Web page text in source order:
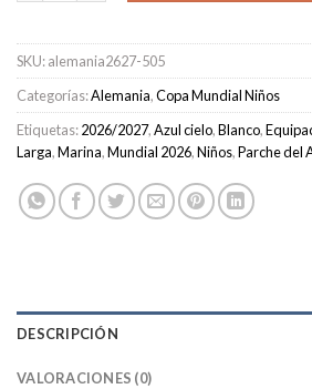
SKU:alemania2627-505
Categorías:Alemania,Copa Mundial Niños
Etiquetas:2026/2027,Azul cielo,Blanco,
Larga,Marina,Mundial 2026,Niños,Parche del
DESCRIPCIÓN
VALORACIONES (0)